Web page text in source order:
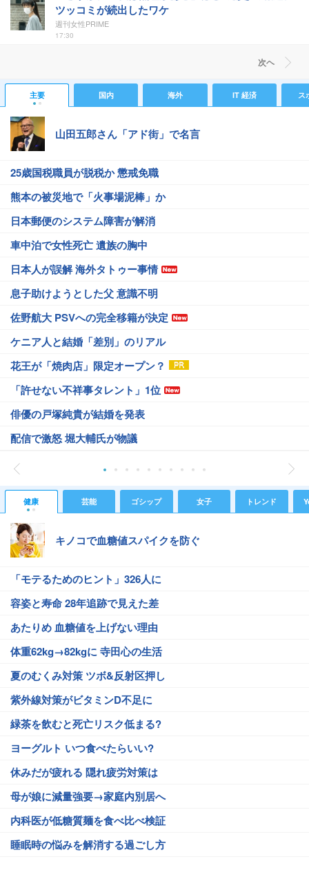
ツッコミが続出したワケ
週刊女性PRIME
17:30
次ヘ
主要 国内 海外 IT 経済 ス
山田五郎さん「アド街」で名言
25歳国税職員が脱税か 懲戒免職
熊本の被災地で「火事場泥棒」か
日本郵便のシステム障害が解消
車中泊で女性死亡 遺族の胸中
日本人が誤解 海外タトゥー事情
息子助けようとした父 意識不明
佐野航大 PSVへの完全移籍が決定
ケニア人と結婚「差別」のリアル
花王が「焼肉店」限定オープン？
「許せない不祥事タレント」1位
俳優の戸塚純貴が結婚を発表
配信で激怒 堀大輔氏が物議
健康 芸能 ゴシップ 女子 トレンド
キノコで血糖値スパイクを防ぐ
「モテるためのヒント」326人に
容姿と寿命 28年追跡で見えた差
あたりめ 血糖値を上げない理由
体重62kg→82kgに 寺田心の生活
夏のむくみ対策 ツボ&反射区押し
紫外線対策がビタミンD不足に
緑茶を飲むと死亡リスク低まる?
ヨーグルト いつ食べたらいい?
休みだが疲れる 隠れ疲労対策は
母が娘に減量強要→家庭内別居へ
内科医が低糖質麺を食べ比べ検証
睡眠時の悩みを解消する過ごし方